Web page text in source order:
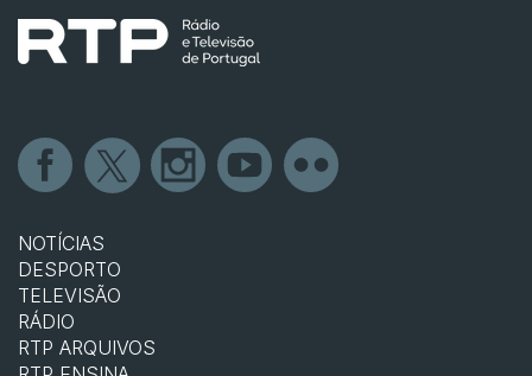
NOTÍCIAS
DESPORTO
TELEVISÃO
RÁDIO
RTP ARQUIVOS